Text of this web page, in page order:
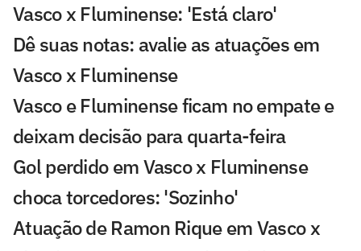
Vasco x Fluminense: 'Está claro'
Dê suas notas: avalie as atuações em
Vasco x Fluminense
Vasco e Fluminense ficam no empate e
deixam decisão para quarta-feira
Gol perdido em Vasco x Fluminense
choca torcedores: 'Sozinho'
Atuação de Ramon Rique em Vasco x